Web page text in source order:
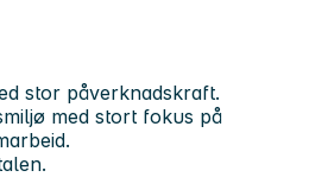
stor påverknadskraft.
med stort fokus på